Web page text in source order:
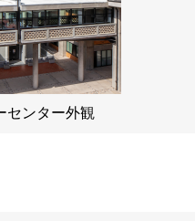
センター外観